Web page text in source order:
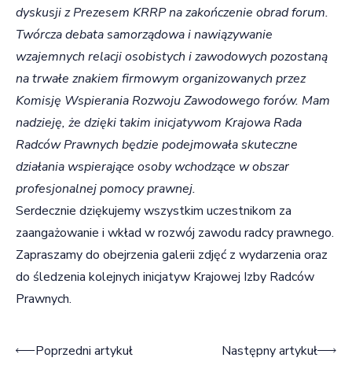
dyskusji z Prezesem KRRP na zakończenie obrad forum.
Twórcza debata samorządowa i nawiązywanie
wzajemnych relacji osobistych i zawodowych pozostaną
na trwałe znakiem firmowym organizowanych przez
Komisję Wspierania Rozwoju Zawodowego forów. Mam
nadzieję, że dzięki takim inicjatywom Krajowa Rada
Radców Prawnych będzie podejmowała skuteczne
działania wspierające osoby wchodzące w obszar
profesjonalnej pomocy prawnej.
Serdecznie dziękujemy wszystkim uczestnikom za
zaangażowanie i wkład w rozwój zawodu radcy prawnego.
Zapraszamy do obejrzenia galerii zdjęć z wydarzenia oraz
do śledzenia kolejnych inicjatyw Krajowej Izby Radców
Prawnych.
Nawigacja wpisu
Poprzedni artykuł Następny artykuł